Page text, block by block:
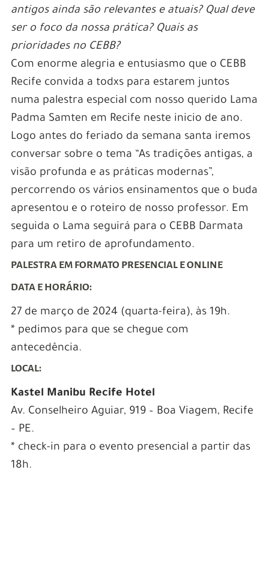
antigos ainda são relevantes e atuais? Qual deve
ser o foco da nossa prática? Quais as
prioridades no CEBB?
Com enorme alegria e entusiasmo que o CEBB
Recife convida a todxs para estarem juntos
numa palestra especial com nosso querido Lama
Padma Samten em Recife neste inicio de ano.
Logo antes do feriado da semana santa iremos
conversar sobre o tema “As tradições antigas, a
visão profunda e as práticas modernas”,
percorrendo os vários ensinamentos que o buda
apresentou e o roteiro de nosso professor. Em
seguida o Lama seguirá para o CEBB Darmata
para um retiro de aprofundamento.
PALESTRA EM FORMATO PRESENCIAL E ONLINE
DATA E HORÁRIO:
27 de março de 2024 (quarta-feira), às 19h.
* pedimos para que se chegue com
antecedência.
LOCAL:
Kastel Manibu Recife Hotel
Av. Conselheiro Aguiar, 919 – Boa Viagem, Recife
– PE.
* check-in para o evento presencial a partir das
18h.